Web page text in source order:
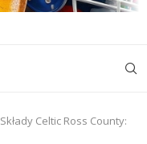
Składy Celtic Ross County: